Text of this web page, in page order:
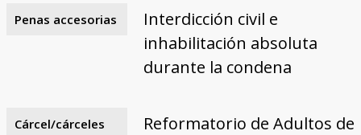
Penas accesorias
Interdicción civil e
inhabilitación absoluta
durante la condena
Cárcel/cárceles
Reformatorio de Adultos de